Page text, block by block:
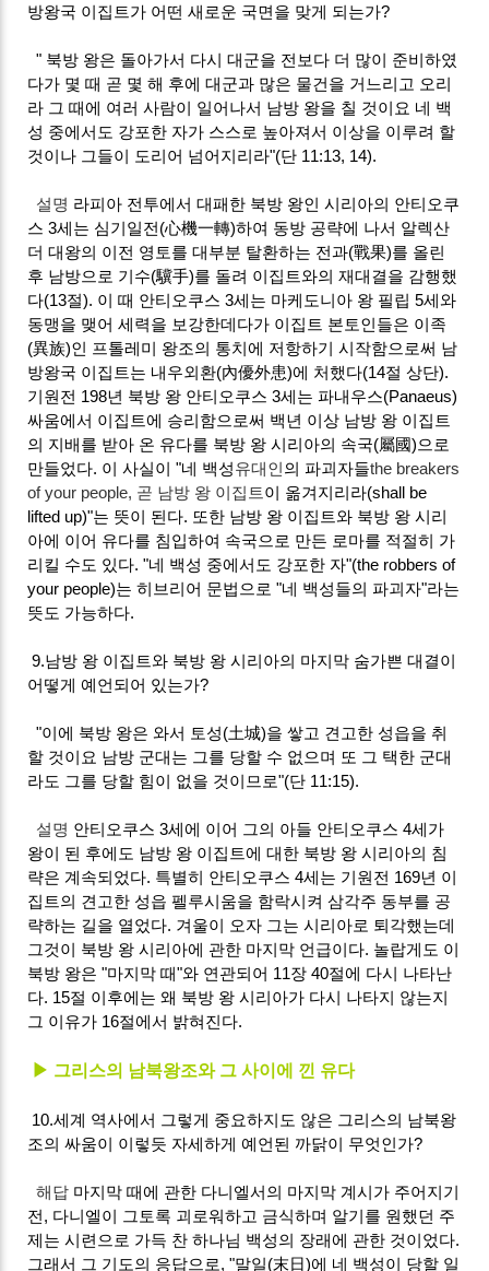
방왕국 이집트가 어떤 새로운 국면을 맞게 되는가?
" 북방 왕은 돌아가서 다시 대군을 전보다 더 많이 준비하였
다가 몇 때 곧 몇 해 후에 대군과 많은 물건을 거느리고 오리
라 그 때에 여러 사람이 일어나서 남방 왕을 칠 것이요 네 백
성 중에서도 강포한 자가 스스로 높아져서 이상을 이루려 할
것이나 그들이 도리어 넘어지리라"(단 11:13, 14).
설명 라피아 전투에서 대패한 북방 왕인 시리아의 안티오쿠
스 3세는 심기일전(心機一轉)하여 동방 공략에 나서 알렉산
더 대왕의 이전 영토를 대부분 탈환하는 전과(戰果)를 올린
후 남방으로 기수(驥手)를 돌려 이집트와의 재대결을 감행했
다(13절). 이 때 안티오쿠스 3세는 마케도니아 왕 필립 5세와
동맹을 맺어 세력을 보강한데다가 이집트 본토인들은 이족
(異族)인 프톨레미 왕조의 통치에 저항하기 시작함으로써 남
방왕국 이집트는 내우외환(內優外患)에 처했다(14절 상단).
기원전 198년 북방 왕 안티오쿠스 3세는 파내우스(Panaeus)
싸움에서 이집트에 승리함으로써 백년 이상 남방 왕 이집트
의 지배를 받아 온 유다를 북방 왕 시리아의 속국(屬國)으로
만들었다. 이 사실이 "네 백성유대인의 파괴자들the breakers
of your people, 곧 남방 왕 이집트이 옮겨지리라(shall be
lifted up)"는 뜻이 된다. 또한 남방 왕 이집트와 북방 왕 시리
아에 이어 유다를 침입하여 속국으로 만든 로마를 적절히 가
리킬 수도 있다. "네 백성 중에서도 강포한 자"(the robbers of
your people)는 히브리어 문법으로 "네 백성들의 파괴자"라는
뜻도 가능하다.
9.남방 왕 이집트와 북방 왕 시리아의 마지막 숨가쁜 대결이
어떻게 예언되어 있는가?
"이에 북방 왕은 와서 토성(土城)을 쌓고 견고한 성읍을 취
할 것이요 남방 군대는 그를 당할 수 없으며 또 그 택한 군대
라도 그를 당할 힘이 없을 것이므로"(단 11:15).
설명 안티오쿠스 3세에 이어 그의 아들 안티오쿠스 4세가
왕이 된 후에도 남방 왕 이집트에 대한 북방 왕 시리아의 침
략은 계속되었다. 특별히 안티오쿠스 4세는 기원전 169년 이
집트의 견고한 성읍 펠루시움을 함락시켜 삼각주 동부를 공
략하는 길을 열었다. 겨울이 오자 그는 시리아로 퇴각했는데
그것이 북방 왕 시리아에 관한 마지막 언급이다. 놀랍게도 이
북방 왕은 "마지막 때"와 연관되어 11장 40절에 다시 나타난
다. 15절 이후에는 왜 북방 왕 시리아가 다시 나타지 않는지
그 이유가 16절에서 밝혀진다.
▶ 그리스의 남북왕조와 그 사이에 낀 유다
10.세계 역사에서 그렇게 중요하지도 않은 그리스의 남북왕
조의 싸움이 이렇듯 자세하게 예언된 까닭이 무엇인가?
해답 마지막 때에 관한 다니엘서의 마지막 계시가 주어지기
전, 다니엘이 그토록 괴로워하고 금식하며 알기를 원했던 주
제는 시련으로 가득 찬 하나님 백성의 장래에 관한 것이었다.
그래서 그 기도의 응답으로, "말일(末日)에 네 백성이 당할 일